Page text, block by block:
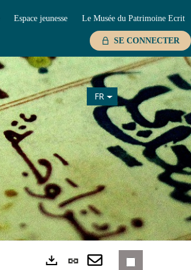
Espace jeunesse Le Musée du Patrimoine Ecrit
SE CONNECTER
FR
Lien